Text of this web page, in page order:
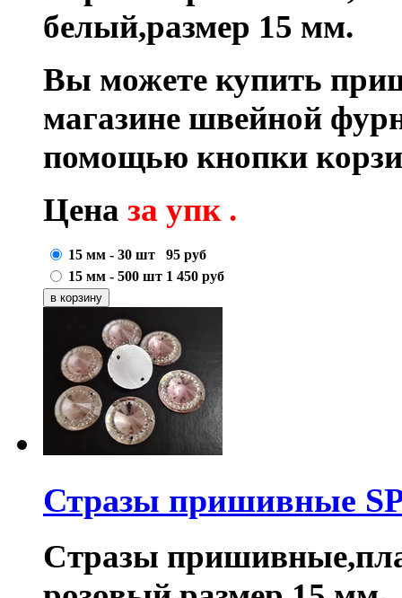
белый,размер 15 мм.
Вы можете купить
магазине швейной
помощью кнопки
Цена за упк .
15 мм - 30 шт 95 руб
15 мм - 500 шт 1 450 руб
Стразы пришивные
Стразы